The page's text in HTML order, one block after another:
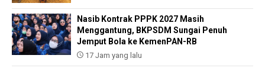
Nasib Kontrak PPPK 2027 Masih
Menggantung, BKPSDM Sungai Penuh
Jemput Bola ke KemenPAN-RB
17 Jam yang lalu